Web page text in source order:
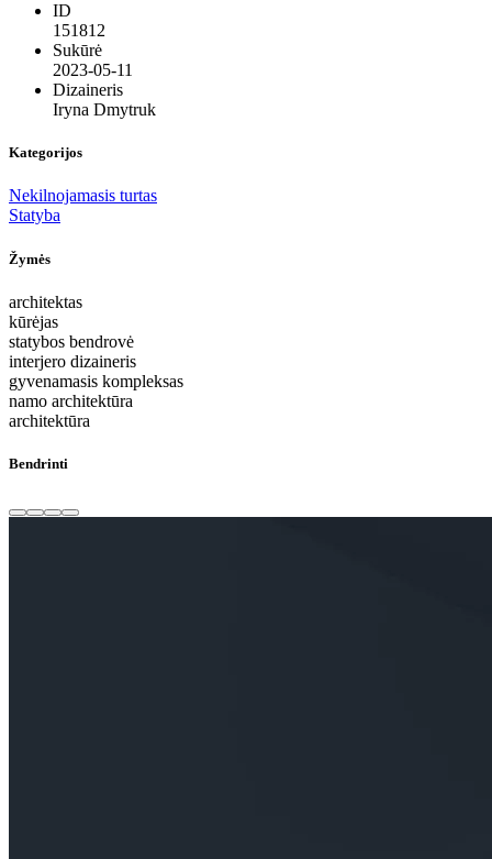
ID
151812
Sukūrė
2023-05-11
Dizaineris
Iryna Dmytruk
Kategorijos
Nekilnojamasis turtas
Statyba
Žymės
architektas
kūrėjas
statybos bendrovė
interjero dizaineris
gyvenamasis kompleksas
namo architektūra
architektūra
Bendrinti